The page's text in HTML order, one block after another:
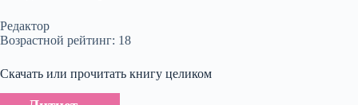
Редактор
Возрастной рейтинг: 18
Скачать или прочитать книгу целиком